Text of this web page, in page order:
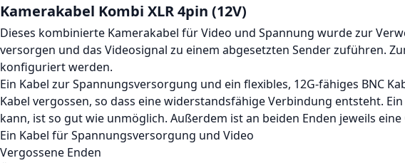
Kamerakabel Kombi XLR 4pin (12V)
Dieses kombinierte Kamerakabel für Video und Spannung wurde zur
versorgen und das Videosignal zu einem abgesetzten Sender zuführen.
konfiguriert werden.
Ein Kabel zur Spannungsversorgung und ein flexibles, 12G-fähiges BNC
Kabel vergossen, so dass eine widerstandsfähige Verbindung entsteht.
kann, ist so gut wie unmöglich. Außerdem ist an beiden Enden jeweils
Ein Kabel für Spannungsversorgung und Video
Vergossene Enden